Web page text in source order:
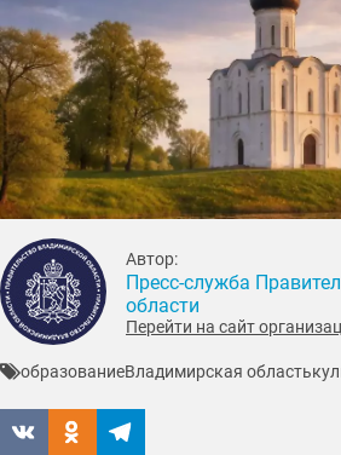
Автор:
Пресс-служба
области
Перейти на сайт
образованиеВладимирская область